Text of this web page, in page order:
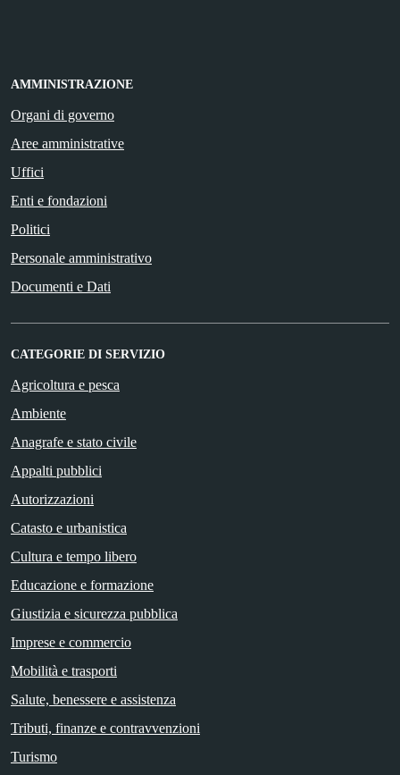
AMMINISTRAZIONE
Organi di governo
Aree amministrative
Uffici
Enti e fondazioni
Politici
Personale amministrativo
Documenti e Dati
CATEGORIE DI SERVIZIO
Agricoltura e pesca
Ambiente
Anagrafe e stato civile
Appalti pubblici
Autorizzazioni
Catasto e urbanistica
Cultura e tempo libero
Educazione e formazione
Giustizia e sicurezza pubblica
Imprese e commercio
Mobilità e trasporti
Salute, benessere e assistenza
Tributi, finanze e contravvenzioni
Turismo